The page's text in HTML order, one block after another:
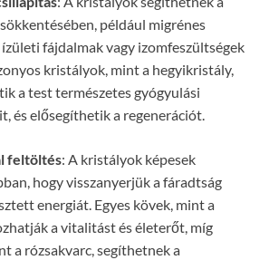
például migrénes
fájdalmak vagy izomfeszültségek
kristályok, mint a hegyikristály,
a test természetes gyógyulási
és elősegíthetik a regenerációt.
feltöltés: A kristályok képesek
hogy visszanyerjük a fáradtság
energiát. Egyes kövek, mint a
a vitalitást és életerőt, míg
a rózsakvarc, segíthetnek a